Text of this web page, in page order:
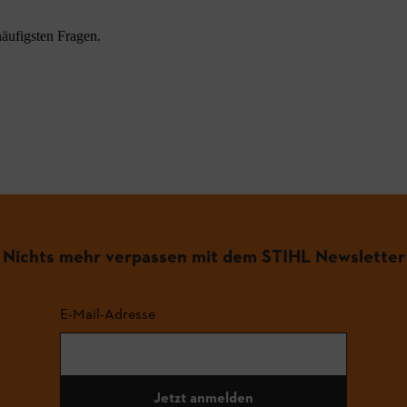
Fragen.
Nichts mehr verpassen mit dem STIHL Newsletter
E-Mail-Adresse
Jetzt anmelden